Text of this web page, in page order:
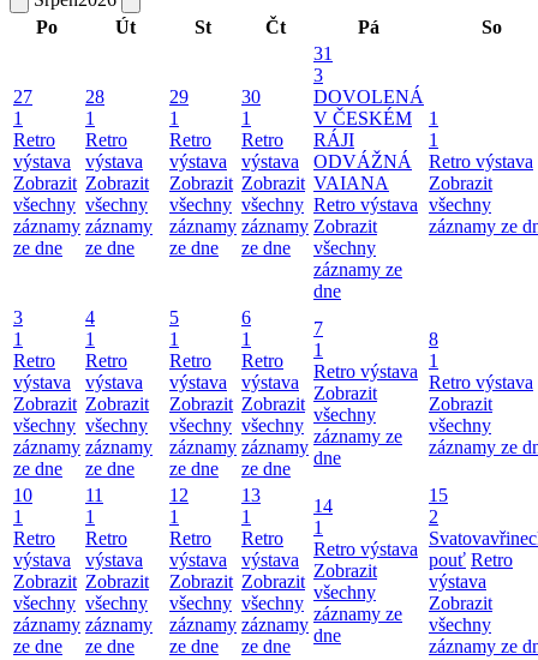
Po
Út St Čt Pá So
27
1
Retro
výstava
Zobrazit
všechny
záznamy
ze dne
28
1
Retro
výstava
Zobrazit
všechny
záznamy
ze dne
29
1
Retro
výstava
Zobrazit
všechny
záznamy
ze dne
30
1
Retro
výstava
Zobrazit
všechny
záznamy
ze dne
31
3
DOVOLENÁ
V ČESKÉM
RÁJI
ODVÁŽNÁ
VAIANA
Retro výstava
Zobrazit
všechny
záznamy ze
dne
1
1
Retro výstava
Zobrazit
všechny
záznamy ze
3
1
Retro
výstava
Zobrazit
všechny
záznamy
ze dne
4
1
Retro
výstava
Zobrazit
všechny
záznamy
ze dne
5
1
Retro
výstava
Zobrazit
všechny
záznamy
ze dne
6
1
Retro
výstava
Zobrazit
všechny
záznamy
ze dne
7
1
Retro výstava
Zobrazit
všechny
záznamy ze
dne
8
1
Retro výstava
Zobrazit
všechny
záznamy ze
10
1
Retro
výstava
Zobrazit
všechny
záznamy
ze dne
11
1
Retro
výstava
Zobrazit
všechny
záznamy
ze dne
12
1
Retro
výstava
Zobrazit
všechny
záznamy
ze dne
13
1
Retro
výstava
Zobrazit
všechny
záznamy
ze dne
14
1
Retro výstava
Zobrazit
všechny
záznamy ze
dne
15
2
pouť Retro
výstava
Zobrazit
všechny
záznamy ze